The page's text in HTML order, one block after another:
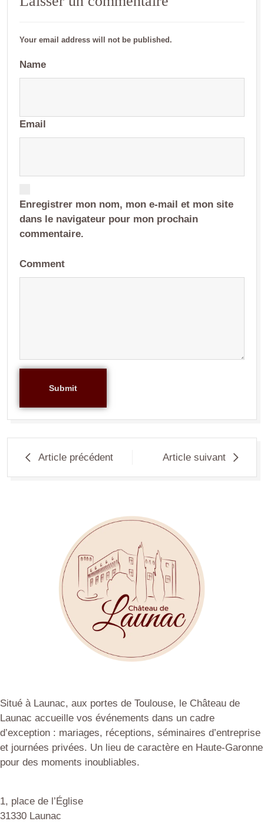
Your email address will not be published.
Name
Email
Enregistrer mon nom, mon e-mail et mon site
dans le navigateur pour mon prochain
commentaire.
Comment
Submit
Article précédent Article suivant
Situé à Launac, aux portes de Toulouse, le Château de
Launac accueille vos événements dans un cadre
d’exception : mariages, réceptions, séminaires d’entreprise
et journées privées. Un lieu de caractère en Haute-Garonne
pour des moments inoubliables.
1, place de l’Église
31330 Launac